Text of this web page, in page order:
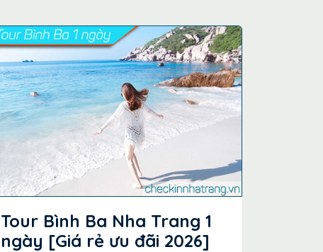
Tour Bình Ba Nha Trang 1
ngày [Giá rẻ ưu đãi 2026]